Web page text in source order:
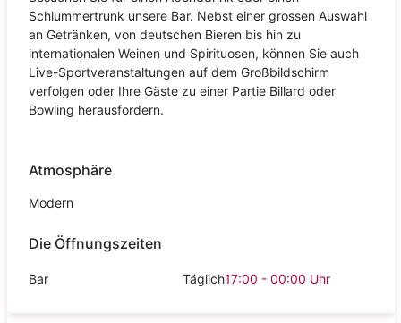
Schlummertrunk unsere Bar. Nebst einer grossen Auswahl
an Getränken, von deutschen Bieren bis hin zu
internationalen Weinen und Spirituosen, können Sie auch
Live-Sportveranstaltungen auf dem Großbildschirm
verfolgen oder Ihre Gäste zu einer Partie Billard oder
Bowling herausfordern.
Atmosphäre
Modern
Die Öffnungszeiten
Bar Täglich17:00 - 00:00 Uhr